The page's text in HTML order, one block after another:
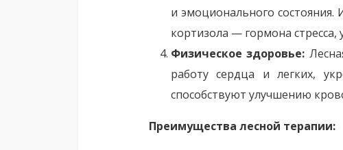
и эмоционального
кортизола — гормона стресса,
Физическое здоровье:
работу сердца и легких,
способствуют улучшению
Преимущества лесной терапии: